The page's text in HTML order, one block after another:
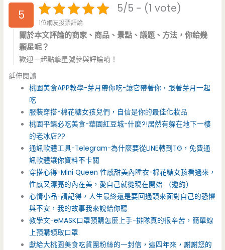
5 5/5 - (1 vote)
1位網友投票評論
關於本文評論的商家、商品、景點、議題、方法，你給幾
顆星呢？
歡迎一起點擊星號參與評論唷！
延伸閱讀
桃園美食APP教學-芽月帶你吃-讓它帶著你，跟著芽月一起
吃
服裝穿搭-棉花糖女孩兒們，自信是你的最佳化妝品
桃園平鎮必吃美食-華園紅豆城-什麼?!居然有躲在地下一樓
的老冰店??
通訊軟體工具-Telegram-為什麼要從LINE轉到TG，免費通
訊軟體讓你資料不卡關
穿搭心得-Mini Queen 性感甜美內睡衣-棉花糖女孩看過來，
性感又漂亮的內在美，愛自己就從現在開始 （邀約）
心情小品-請記得，人生最終還是要回過頭來面對自己的恐懼
與不安，我的故事我來說給你聽
教學文-eMASK口罩預購怎麼上手-排隊真的很辛苦，簡單線
上預購領取口罩
獻給大桃園美食吃貨團粉絲的一封信，這四年來，謝謝您的